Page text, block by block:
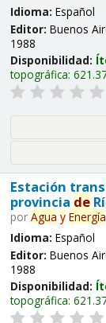
Idioma: Español
Editor: Buenos
1988
Disponibilidad:
topográfica:
Estación
provincia de
por Agua y Energía
Idioma: Español
Editor: Buenos
1988
Disponibilidad:
topográfica: